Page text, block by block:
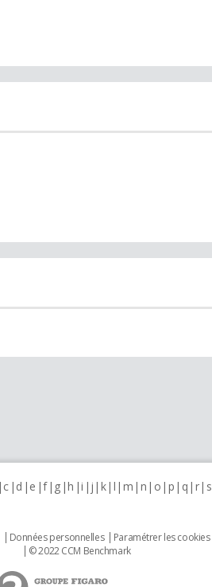
c d e f g h i j k l m n o p q r s
Données personnelles Paramétrer les cookies
© 2022 CCM Benchmark